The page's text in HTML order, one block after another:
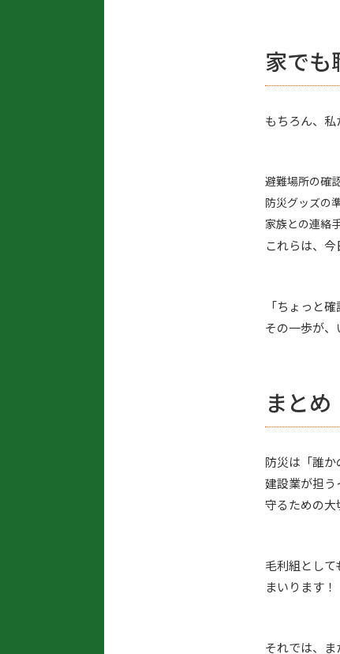
家でも
もちろん、私
避難場所の確
防災グッズの
家族との連絡
これらは、今
「ちょっと
その一歩が、
まと
防災は「誰か
建設業が担う
守るための大
毛利組とし
まいります！
それでは、ま